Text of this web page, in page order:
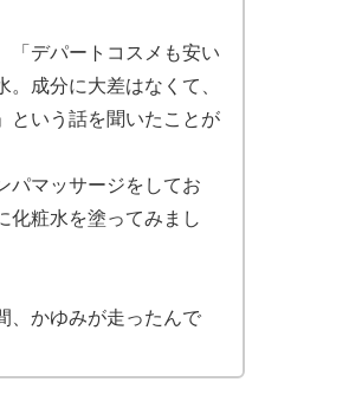
「デパートコスメも安い
。成分に大差はなくて、
という話を聞いたことが
パマッサージをしてお
化粧水を塗ってみまし
、かゆみが走ったんで